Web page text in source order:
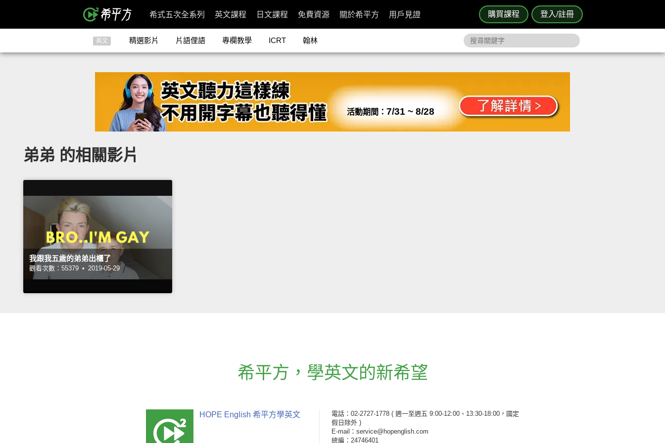
購買課程 登入/註冊
希式五次全系列 英文課程 日文課程 免費資源 關於希平方 用戶見證
英文 精選影片 片語俚語 專欄教學 ICRT 翰林
活動期間： 7/31 ~ 8/28
弟弟 的相關影片
我跟我五歲的弟弟出櫃了
觀看次數：55379 • 2019-05-29
希平方 ， 學英文的新希望
HOPE English 希平方學英文 電話：02-2727-1778 ( 週一至週五 9:00-12:00、13:30-18:00，國定
假日除外 )
E-mail：service@hopenglish.com
統編：24746401